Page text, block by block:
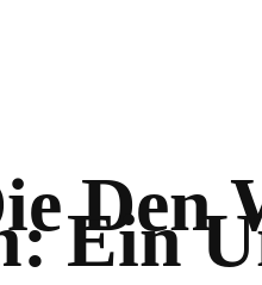
Den
Ein